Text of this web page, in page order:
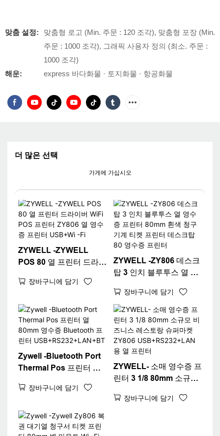
맞춤 설정:
맞춤형 로고 (Min. 주문 : 120 조각), 맞춤형 포장 (Min.
주문 : 1000 조각), 그래픽 사용자 정의 (최소. 주문 :
1000 조각)
해운:
express 바다화물 · 토지화물 · 항공화물
더 많은 선택
가게에 가십시오
ZYWELL -ZYWELL
POS 80 열 프린터 드라이
ZY806 열 영수증 프린터
장바구니에 담기
ZYWELL -ZY806 데스크
탑 3 인치 블루투스 열 영
청구 기계 티켓 프린터 데
스크탑 80 영수증 프린터
장바구니에 담기
Zywell -Bluetooth Port
Thermal Pos 프린터 열
프린터
장바구니에 담기
ZYWELL- 소매 영수증 프
린터 3 1/8 80mm 소규모
마켓 ZY806
장바구니에 담기